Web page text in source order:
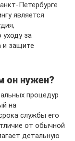
Петербурге
является
уходу за
и защите
он нужен?
процедур
на
службы его
от обычной
детальную